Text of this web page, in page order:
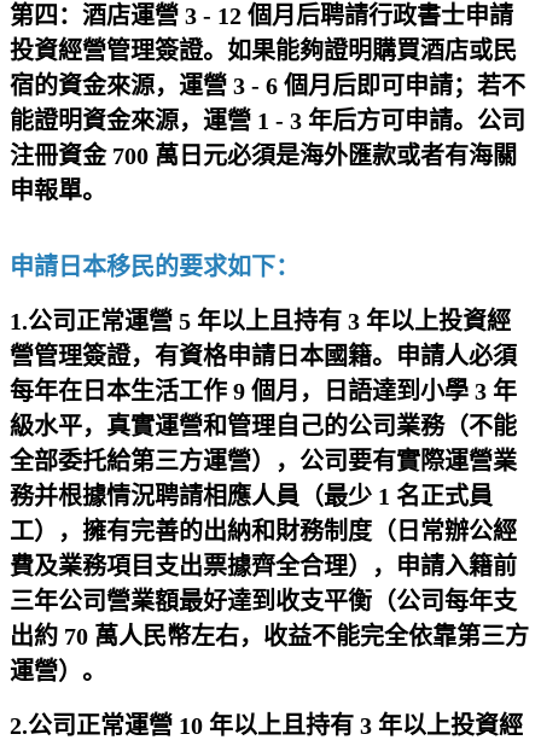
第四：酒店運營 3 - 12 個月后聘請行政書士申請
投資經營管理簽證。如果能夠證明購買酒店或民
宿的資金來源，運營 3 - 6 個月后即可申請；若不
能證明資金來源，運營 1 - 3 年后方可申請。公司
注冊資金 700 萬日元必須是海外匯款或者有海關
申報單。
申請日本移民的要求如下：
1.公司正常運營 5 年以上且持有 3 年以上投資經
營管理簽證，有資格申請日本國籍。申請人必須
每年在日本生活工作 9 個月，日語達到小學 3 年
級水平，真實運營和管理自己的公司業務（不能
全部委托給第三方運營），公司要有實際運營業
務并根據情況聘請相應人員（最少 1 名正式員
工），擁有完善的出納和財務制度（日常辦公經
費及業務項目支出票據齊全合理），申請入籍前
三年公司營業額最好達到收支平衡（公司每年支
出約 70 萬人民幣左右，收益不能完全依靠第三方
運營）。
2.公司正常運營 10 年以上且持有 3 年以上投資經